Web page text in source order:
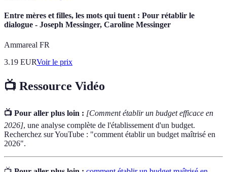
Entre mères et filles, les mots qui tuent : Pour rétablir le
dialogue - Joseph Messinger, Caroline Messinger
Ammareal FR
3.19 EURVoir le prix
📺 Ressource Vidéo
📺 Pour aller plus loin : [Comment établir un budget efficace en
2026], une analyse complète de l'établissement d'un budget.
Recherchez sur YouTube : "comment établir un budget maîtrisé en
2026".